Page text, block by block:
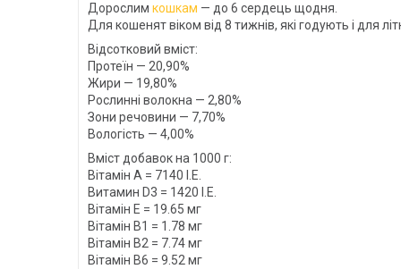
Дорослим кошкам — до 6 сердець щодня.
Для кошенят віком від 8 тижнів, які годують і для
Відсотковий вміст:
Протеїн — 20,90%
Жири — 19,80%
Рослинні волокна — 2,80%
Зони речовини — 7,70%
Вологість — 4,00%
Вміст добавок на 1000 г:
Вітамін А = 7140 I.Е.
Витамин D3 = 1420 I.Е.
Вітамін Е = 19.65 мг
Вітамін В1 = 1.78 мг
Вітамін В2 = 7.74 мг
Вітамін В6 = 9.52 мг